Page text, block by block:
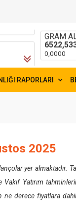
GRAM
0,0000
RAPORLARI
2025
yer almaktadır.
Yatırım
ne derece fiyatlara